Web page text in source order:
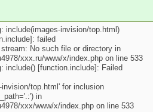
include(images-invision/top.html)
failed
No such file or directory in
xxx.ru/www/x/index.php on line 533
include() [function.include]: Failed
invision/top.html' for inclusion
in
xxx/www/x/index.php on line 533